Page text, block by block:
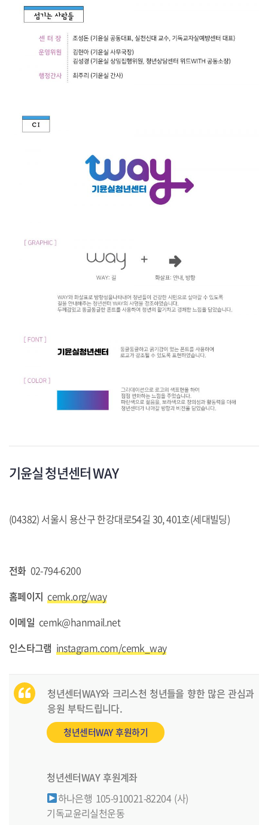
기윤실 청년센터 WAY
(04382) 서울시 용산구 한강대로54길 30, 401호(세대빌딩)
전화02-794-6200
홈페이지 cemk.org/way
이메일 cemk@hanmail.net
인스타그램 instagram.com/cemk_way
청년센터WAY와 크리스천 청년들을 향한 많은 관심과
응원 부탁드립니다.
청년센터WAY 후원하기
청년센터WAY 후원계좌
하나은행 105-910021-82204 (사)
기독교윤리실천운동